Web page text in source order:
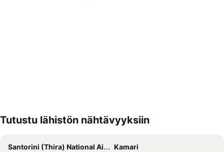
Tutustu lähistön nähtävyyksiin
Santorini (Thira) National Airport
Kamari